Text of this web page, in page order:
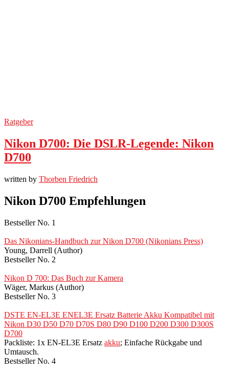
Ratgeber
Nikon D700: Die DSLR-Legende: Nikon
D700
written by Thorben Friedrich
Nikon D700 Empfehlungen
Bestseller No. 1
Das Nikonians-Handbuch zur Nikon D700 (Nikonians Press)
Young, Darrell (Author)
Bestseller No. 2
Nikon D 700: Das Buch zur Kamera
Wäger, Markus (Author)
Bestseller No. 3
DSTE EN-EL3E ENEL3E Ersatz Batterie Akku Kompatibel mit
Nikon D30 D50 D70 D70S D80 D90 D100 D200 D300 D300S
D700
Packliste: 1x EN-EL3E Ersatz akku; Einfache Rückgabe und
Umtausch.
Bestseller No. 4